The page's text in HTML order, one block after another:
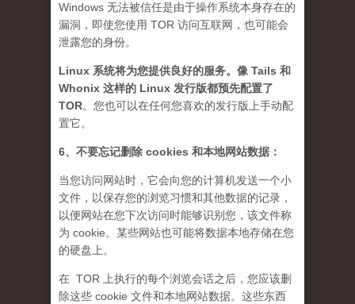
Windows 无法被信任是由于操作系统本身存在的
漏洞，即使您使用 TOR 访问互联网，也可能会
泄露您的身份。
Linux 系统将为您提供良好的服务。像 Tails 和
Whonix 这样的 Linux 发行版都预先配置了
TOR。您也可以在任何您喜欢的发行版上手动配
置它。
6、不要忘记删除 cookies 和本地网站数据：
当您访问网站时，它会向您的计算机发送一个小
文件，以保存您的浏览习惯和其他数据的记录，
以便网站在您下次访问时能够识别您，该文件称
为 cookie。某些网站也可能将数据本地存储在您
的硬盘上。
在 TOR 上执行的每个浏览会话之后，您应该删
除这些 cookie 文件和本地网站数据。这些东西